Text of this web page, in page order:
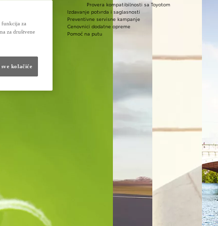
Provera kompatibilnosti sa Toyotom
Izdavanje potvrda i saglasnosti
Preventivne servisne kampanje
Cenovnici dodatne opreme
Pomoć na putu
funkcija za
za društvene
kolačiće